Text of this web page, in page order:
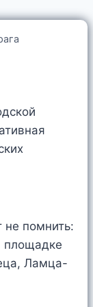
не помнить:
площадке
Ламца-